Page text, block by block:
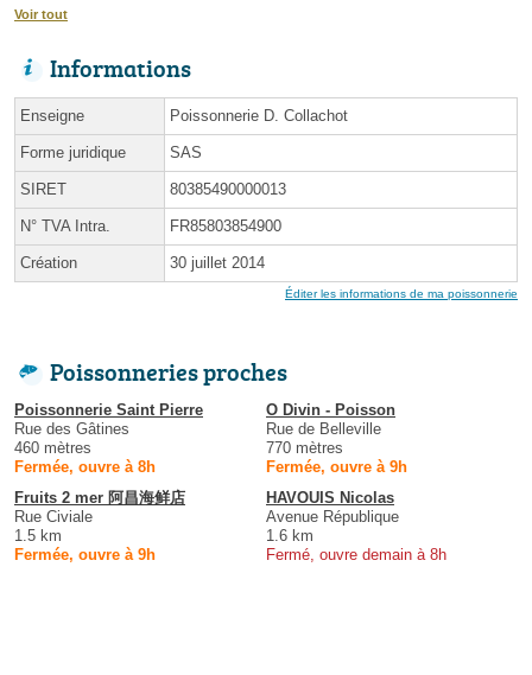
Voir tout
Informations
Enseigne Poissonnerie D. Collachot
Forme juridique SAS
SIRET 80385490000013
N° TVA Intra. FR85803854900
Création 30 juillet 2014
Éditer les informations de ma poissonnerie
Poissonneries proches
Poissonnerie Saint Pierre
Rue des Gâtines
460 mètres
Fermée, ouvre à 8h
O Divin - Poisson
Rue de Belleville
770 mètres
Fermée, ouvre à 9h
Fruits 2 mer 阿昌海鲜店
Rue Civiale
1.5 km
Fermée, ouvre à 9h
HAVOUIS Nicolas
Avenue République
1.6 km
Fermé, ouvre demain à 8h